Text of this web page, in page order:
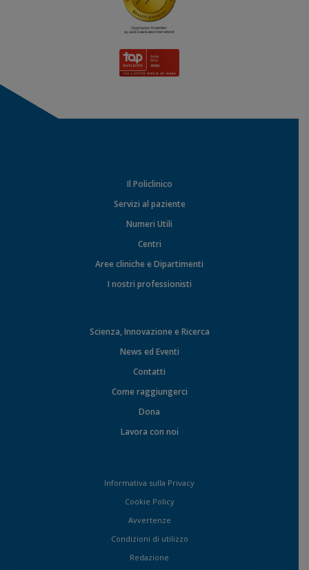
Il Policlinico
Servizi al paziente
Numeri Utili
Centri
Aree cliniche e Dipartimenti
I nostri professionisti
Scienza, Innovazione e Ricerca
News ed Eventi
Contatti
Come raggiungerci
Dona
Lavora con noi
Informativa sulla Privacy
Cookie Policy
Avvertenze
Condizioni di utilizzo
Redazione